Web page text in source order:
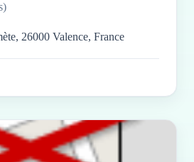
26000 Valence, France